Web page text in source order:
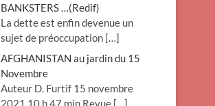
BANKSTERS …(Redif)
La dette est enfin devenue un
sujet de préoccupation […]
AFGHANISTAN au jardin du 15
Novembre
Auteur D. Furtif 15 novembre
2021 10 h 47 min Revue […]